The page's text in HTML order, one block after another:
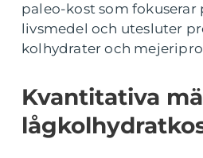
paleo-kost som fokuserar
livsmedel och utesluter
kolhydrater och
Kvantitativa